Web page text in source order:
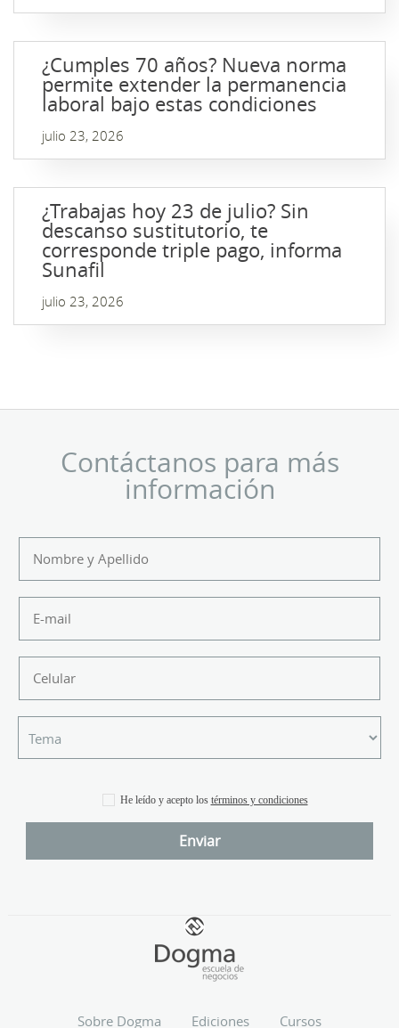
¿Cumples 70 años? Nueva norma
permite extender la permanencia
laboral bajo estas condiciones
julio 23, 2026
¿Trabajas hoy 23 de julio? Sin
descanso sustitutorio, te
corresponde triple pago, informa
Sunafil
julio 23, 2026
Contáctanos para más
información
He leído y acepto los términos y condiciones
Sobre Dogma Ediciones Cursos